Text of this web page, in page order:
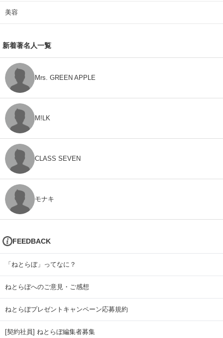
美容
新着著名人一覧
Mrs. GREEN APPLE
M!LK
CLASS SEVEN
モナキ
FEEDBACK
「ねとらぼ」ってなに？
ねとらぼへのご意見・ご感想
ねとらぼプレゼントキャンペーン応募規約
[契約社員] ねとらぼ編集者募集